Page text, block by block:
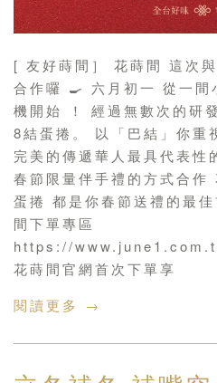
[ 友好蒔間］ 花蒔間 這次
合作囉 🍳 六月初一 從一間
機開始 ！ 經過無數次的研
8結蛋捲。 以「巴結」你重
完美的傳遞華人最具代表性
春節限量伴手禮的方式合
蛋捲 都是你春節送禮的最
間下單專區
https://
花蒔間官網首次下單享
閱讀更多 →